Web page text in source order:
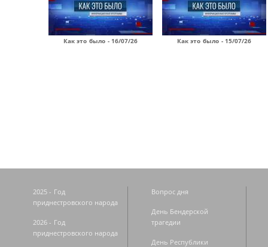
Как это было - 16/07/26 Как это было - 15/07/26
2025 - Год
приднестровского народа
2026 - Год
приднестровского народа
Вопрос дня
День Бендерской
трагедии
День Республики